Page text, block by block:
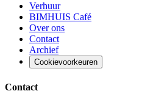
Verhuur
BIMHUIS Café
Over ons
Contact
Archief
Cookievoorkeuren
Contact